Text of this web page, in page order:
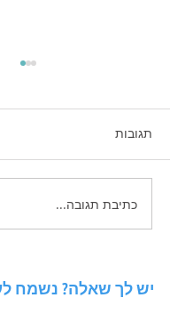
אסטרטגיות חכמות
לעסקים קטנים
תגובות
כתיבת תגובה...
יש לך שאלה? נשמח